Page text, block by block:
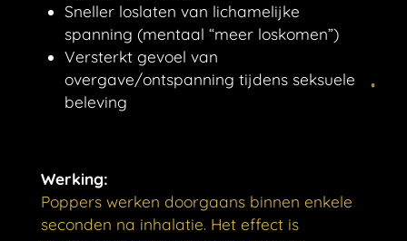
Sneller loslaten van lichamelijke
spanning (mentaal “meer loskomen”)
Versterkt gevoel van
overgave/ontspanning tijdens seksuele
beleving
Werking:
Poppers werken doorgaans binnen enkele
seconden na inhalatie. Het effect is